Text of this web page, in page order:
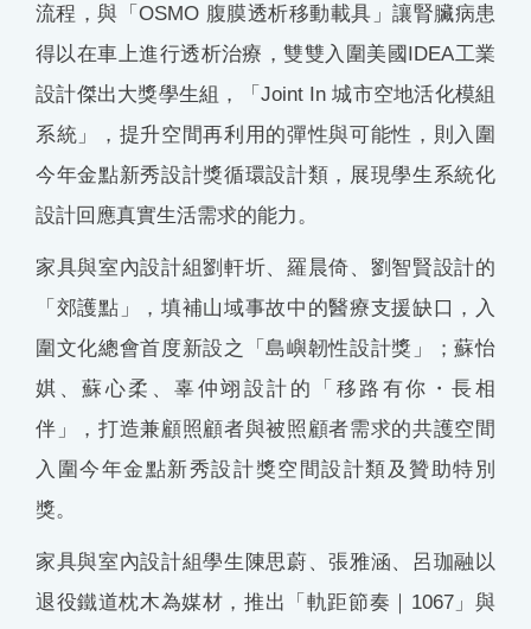
流程，與「OSMO 腹膜透析移動載具」讓腎臟病患
得以在車上進行透析治療，雙雙入圍美國IDEA工業
設計傑出大獎學生組，「Joint In 城市空地活化模組
系統」，提升空間再利用的彈性與可能性，則入圍
今年金點新秀設計獎循環設計類，展現學生系統化
設計回應真實生活需求的能力。
家具與室內設計組劉軒圻、羅晨倚、劉智賢設計的
「郊護點」，填補山域事故中的醫療支援缺口，入
圍文化總會首度新設之「島嶼韌性設計獎」；蘇怡
娸、蘇心柔、辜仲翊設計的「移路有你・長相
伴」，打造兼顧照顧者與被照顧者需求的共護空間
入圍今年金點新秀設計獎空間設計類及贊助特別
獎。
家具與室內設計組學生陳思蔚、張雅涵、呂珈融以
退役鐵道枕木為媒材，推出「軌距節奏｜1067」與